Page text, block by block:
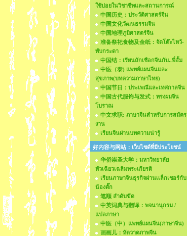
ใช้บ่อยในวิชาชีพและสถานการณ์
中国历史：ประวัติศาสตร์จีน
中国文化วัฒนธรรมจีน
中国地理ภูมิศาสตร์จีน
准备祭祀食物及金纸：จัดโต๊ะไหว้-
พับกระดา
中国结：เรียนถักเชือกจีนกับ..พี่อั้ม
中医（泰) แพทย์แผนจีนและ
สุขภาพ(บทความภาษาไทย)
中国节日：ประเพณีและเทศกาลจีน
中国古代服饰与发式：ทรงผมจีน
โบราณ
中文求职: ภาษาจีนสำหรับการสมัคร
งาน
เรียนจีนผ่านบทความน่ารู้
好内容与网站：เว็บไซด์ที่มีประโยชน์
华侨崇圣大学：มหาวิทยาลัย
หัวเฉียวเฉลิมพระเกียรติ
เรียนภาษาจีนธุรกิจผ่านเเล็กเชอร์กับ
น้องตั๊ก
笔顺 ลำดับขีด
中英词典与翻译：พจนานุกรม /
แปลภาษา
中医（中）แพทย์แผนจีน(ภาษาจีน)
画画儿：หัดวาดภาพจีน